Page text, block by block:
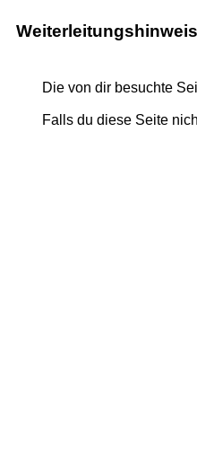
Weiterleitungshinweis
Die von dir besuchte
Falls du diese Seite